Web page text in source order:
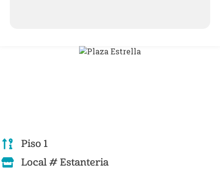
Piso 1
Local # Estanteria